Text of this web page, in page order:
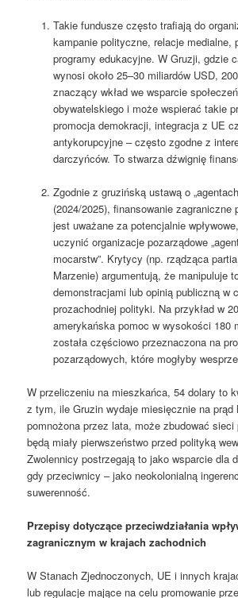
Takie fundusze często trafiają do
kampanie polityczne, relacje medialne,
programy edukacyjne. W Gruzji, gdzie
wynosi około 25–30 miliardów USD,
znaczący wkład we wsparcie
obywatelskiego i może wspierać takie
promocja demokracji, integracja z UE
antykorupcyjne – często zgodne z
darczyńców. To stwarza dźwignię
Zgodnie z gruzińską ustawą o
(2024/2025), finansowanie zagraniczne
jest uważane za potencjalnie
uczynić organizacje pozarządowe
mocarstw”. Krytycy (np. rządząca
Marzenie) argumentują, że manipuluje
demonstracjami lub opinią publiczną w
prozachodniej polityki. Na przykład w
amerykańska pomoc w wysokości 180
została częściowo przeznaczona na
pozarządowych, które mogłyby
W przeliczeniu na mieszkańca, 54 dolary to
z tym, ile Gruzin wydaje miesięcznie na prąd
pomnożona przez lata, może zbudować sieci
będą miały pierwszeństwo przed polityką
Zwolennicy postrzegają to jako wsparcie dla
gdy przeciwnicy – ​​jako neokolonialną
suwerenność.
Przepisy dotyczące przeciwdziałania
zagranicznym w krajach zachodnich
W Stanach Zjednoczonych, UE i innych
lub regulacje mające na celu promowanie